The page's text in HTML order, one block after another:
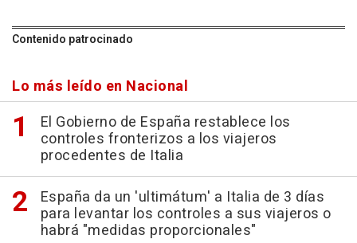
Contenido patrocinado
Lo más leído en Nacional
El Gobierno de España restablece los
controles fronterizos a los viajeros
procedentes de Italia
España da un 'ultimátum' a Italia de 3 días
para levantar los controles a sus viajeros o
habrá "medidas proporcionales"